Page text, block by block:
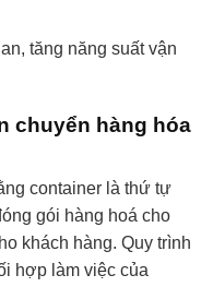
tăng năng suất vận
chuyển hàng hóa
container là thứ tự
gói hàng hoá cho
khách hàng. Quy trình
hợp làm việc của